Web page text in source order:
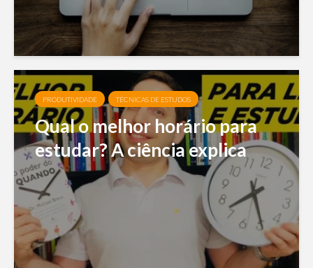
PRODUTIVIDADE TÉCNICAS DE ESTUDOS
Qual o melhor horário para
estudar? A ciência explica